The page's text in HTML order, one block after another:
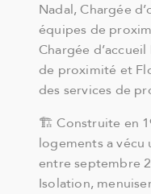
Nadal, Chargée
équipes de
Chargée
de proximité et
des services de
🏗️ Construite en
logements a
entre septembre
Isolation,